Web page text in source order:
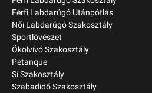
Férfi Labdarúgó Utánpótlás
Női Labdarúgó Szakosztály
Sportlövészet
Ökölvívó Szakosztály
Petanque
Sí Szakosztály
Szabadidő Szakosztály